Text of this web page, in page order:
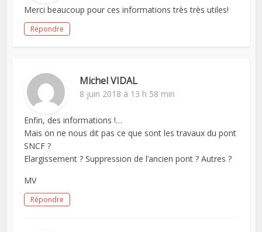
Merci beaucoup pour ces informations très très utiles!
Répondre
Michel VIDAL
8 juin 2018 à 13 h 58 min
Enfin, des informations !…
Mais on ne nous dit pas ce que sont les travaux du pont
SNCF ?
Elargissement ? Suppression de l’ancien pont ? Autres ?
MV
Répondre